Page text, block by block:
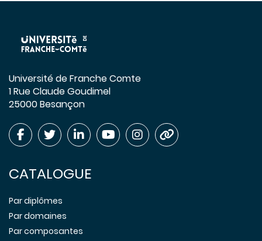
Université de Franche Comte
1 Rue Claude Goudimel
25000 Besançon
CATALOGUE
Par diplômes
Par domaines
Par composantes